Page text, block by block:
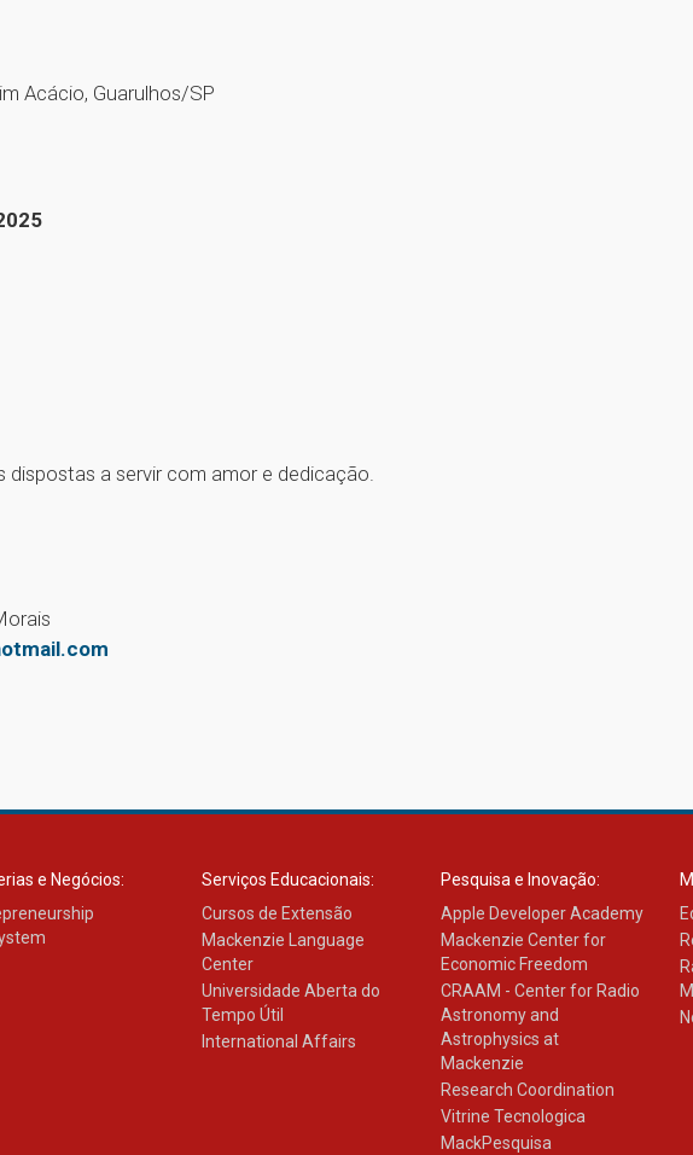
Acácio, Guarulhos/SP
dispostas a servir com amor e dedicação.
e Negócios:
Serviços Educacionais:
Cursos de Extensão
Mackenzie Language
Center
Universidade Aberta do
Tempo Útil
International Affairs
Pesquisa e Inovação:
Apple Developer Academy
Mackenzie Center for
Economic Freedom
CRAAM - Center for Radio
Astronomy and
Astrophysics at
Mackenzie
Research Coordination
Vitrine Tecnologica
MackPesquisa